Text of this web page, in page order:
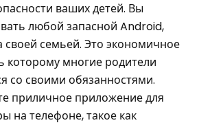
ваших детей. Вы
любой запасной Android,
семьей. Это экономичное
многие родители
со своими обязанностями.
приличное приложение для
на телефоне, такое как